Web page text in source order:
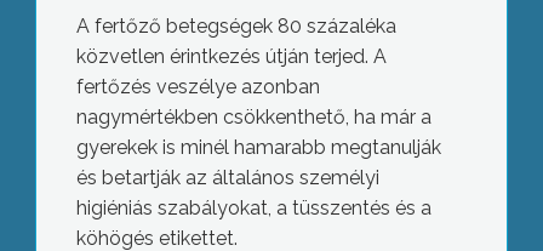
A fertőző betegségek 80 százaléka
közvetlen érintkezés útján terjed. A
fertőzés veszélye azonban
nagymértékben csökkenthető, ha már a
gyerekek is minél hamarabb megtanulják
és betartják az általános személyi
higiéniás szabályokat, a tüsszentés és a
köhögés etikettet.